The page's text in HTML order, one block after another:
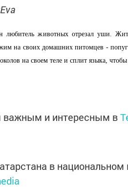
любитель животных отрезал уши.
на своих домашних питомцев -
на своем теле и сплит языка,
важным и интересным в
в